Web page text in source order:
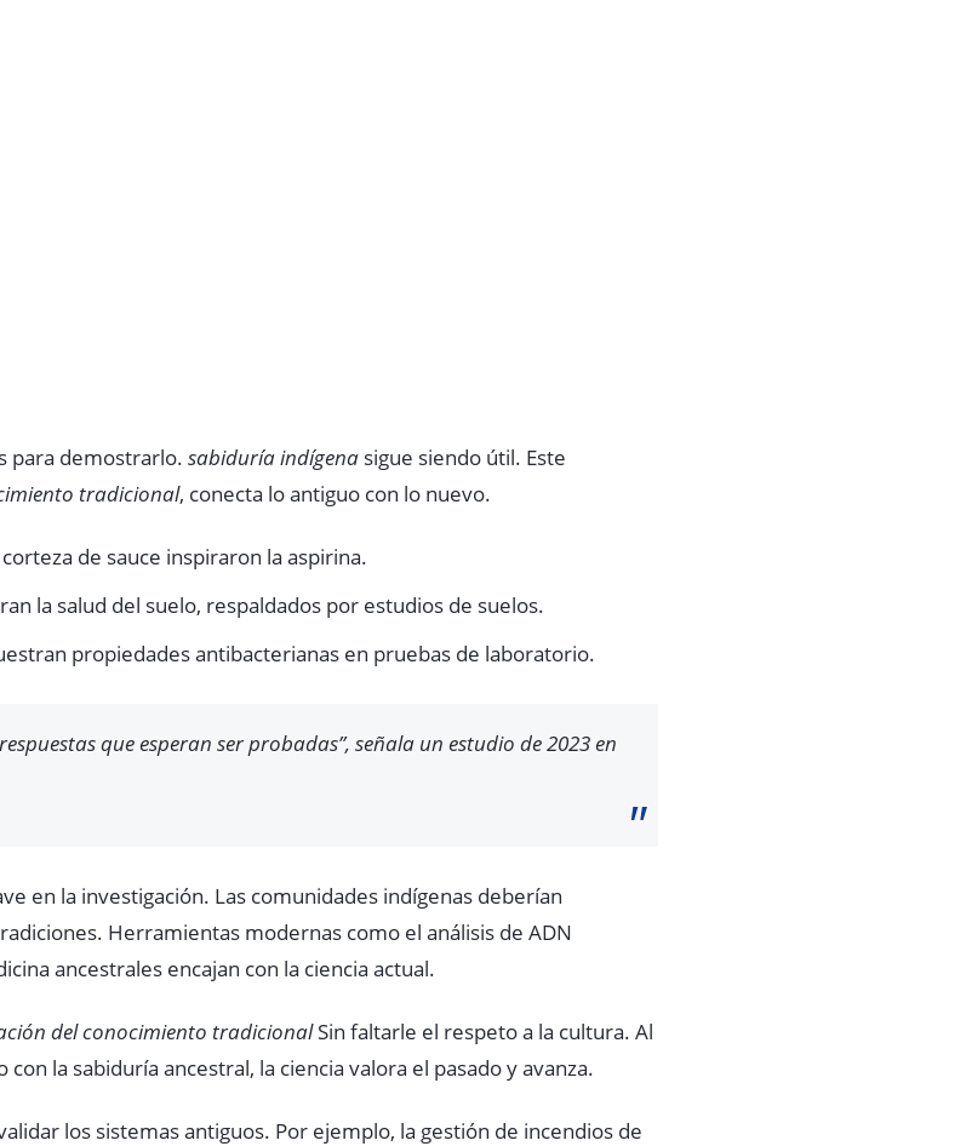
para demostrarlo. sabiduría indígena sigue siendo útil. Este
tradicional, conecta lo antiguo con lo nuevo.
de sauce inspiraron la aspirina.
la salud del suelo, respaldados por estudios de suelos.
propiedades antibacterianas en pruebas de laboratorio.
que esperan ser probadas”, señala un estudio de 2023 en
en la investigación. Las comunidades indígenas deberían
Herramientas modernas como el análisis de ADN
ancestrales encajan con la ciencia actual.
del conocimiento tradicionalSin faltarle el respeto a la cultura. Al
la sabiduría ancestral, la ciencia valora el pasado y avanza.
los sistemas antiguos. Por ejemplo, la gestión de incendios de